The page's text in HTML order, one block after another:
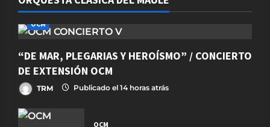
OCM
“DE MAR, PLEGARIAS Y HEROÍSMO” / CONCIERTO
DE EXTENSIÓN OCM
TRM Publicado el 14 horas atrás
OCM